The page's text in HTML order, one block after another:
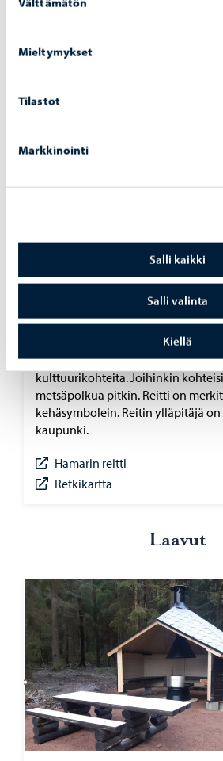
valinta
Mieltymykset
Tilastot
Markkinointi
Salli kaikki
Salli valinta
Kiellä
Alue kartalla
N. 17 kilometrin ulkoilureitti (Humla
Hamarin reitti
Valaistu, helppokulkuinen (ei
talvikunnossapidetty kävelyyn ja
tarkoitettu reitti. Pituus yhteen
varrella lähiliikuntapaikkoja,
kulttuurikohteita. Joihinkin
metsäpolkua pitkin. Reitti on
kehäsymbolein. Reitin ylläpitäjä
kaupunki.
Hamarin reitti
Retkikartta
Laa­vut